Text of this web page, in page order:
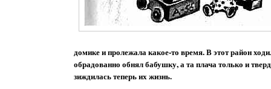
домике и пролежала какое-то время. В этот район
обрадованно обнял бабушку, а та плача только и
зиждилась теперь их жизнь.